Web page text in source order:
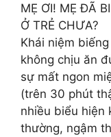
MẸ ƠI! MẸ ĐÃ
Ở TRẺ CHƯA?
Khái niệm
không chịu ăn
sự mất ngon
(trên 30 phút
nhiều biểu hiện
thường, ngậm